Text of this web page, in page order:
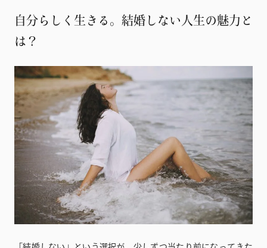
自分らしく生きる。結婚しない人生の魅力と
は？